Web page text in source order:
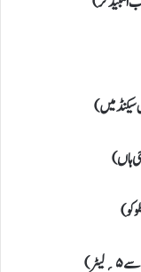
میں)
ہاں)
کو)